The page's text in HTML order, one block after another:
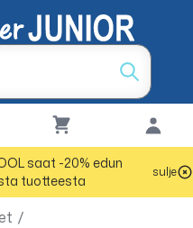
saat -20% edun
tuotteesta
sulje
/